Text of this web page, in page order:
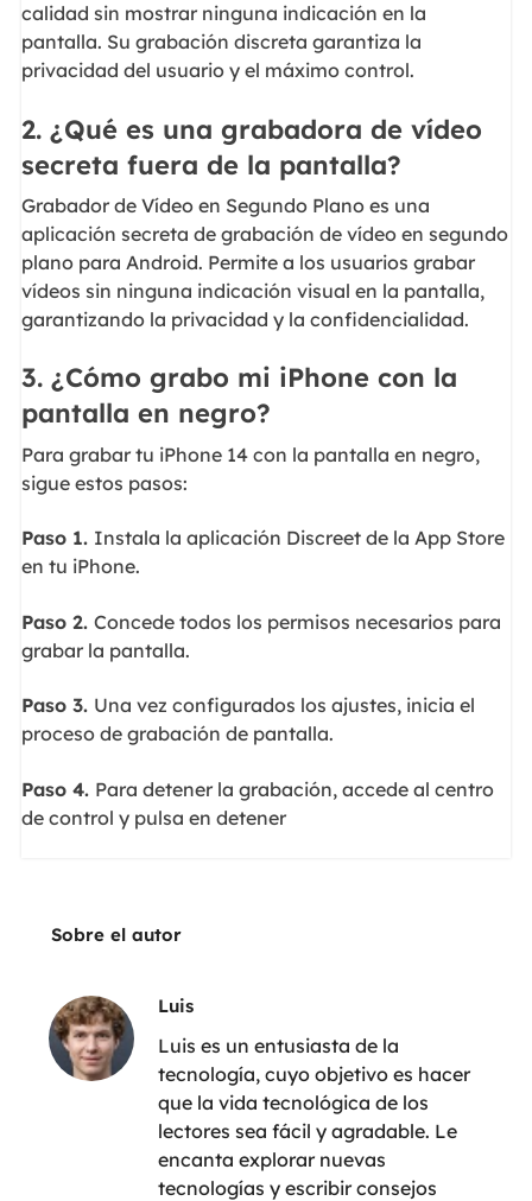
calidad sin mostrar ninguna indicación en la
pantalla. Su grabación discreta garantiza la
privacidad del usuario y el máximo control.
2. ¿Qué es una grabadora de vídeo
secreta fuera de la pantalla?
Grabador de Vídeo en Segundo Plano es una
aplicación secreta de grabación de vídeo en segundo
plano para Android. Permite a los usuarios grabar
vídeos sin ninguna indicación visual en la pantalla,
garantizando la privacidad y la confidencialidad.
3. ¿Cómo grabo mi iPhone con la
pantalla en negro?
Para grabar tu iPhone 14 con la pantalla en negro,
sigue estos pasos:
Paso 1. Instala la aplicación Discreet de la App Store
en tu iPhone.
Paso 2. Concede todos los permisos necesarios para
grabar la pantalla.
Paso 3. Una vez configurados los ajustes, inicia el
proceso de grabación de pantalla.
Paso 4. Para detener la grabación, accede al centro
de control y pulsa en detener
Sobre el autor
Luis
Luis es un entusiasta de la
tecnología, cuyo objetivo es hacer
que la vida tecnológica de los
lectores sea fácil y agradable. Le
encanta explorar nuevas
tecnologías y escribir consejos